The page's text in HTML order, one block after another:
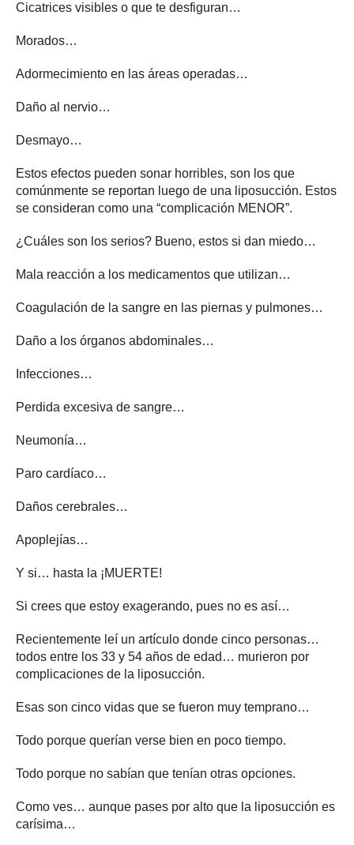
Cicatrices visibles o que te desfiguran…
Morados…
Adormecimiento en las áreas operadas…
Daño al nervio…
Desmayo…
Estos efectos pueden sonar horribles, son los que
comúnmente se reportan luego de una liposucción. Estos
se consideran como una “complicación MENOR”.
¿Cuáles son los serios? Bueno, estos si dan miedo…
Mala reacción a los medicamentos que utilizan…
Coagulación de la sangre en las piernas y pulmones…
Daño a los órganos abdominales…
Infecciones…
Perdida excesiva de sangre…
Neumonía…
Paro cardíaco…
Daños cerebrales…
Apoplejías…
Y si… hasta la ¡MUERTE!
Si crees que estoy exagerando, pues no es así…
Recientemente leí un artículo donde cinco personas…
todos entre los 33 y 54 años de edad… murieron por
complicaciones de la liposucción.
Esas son cinco vidas que se fueron muy temprano…
Todo porque querían verse bien en poco tiempo.
Todo porque no sabían que tenían otras opciones.
Como ves… aunque pases por alto que la liposucción es
carísima…